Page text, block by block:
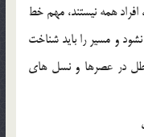
افراد همه نيستند، مهم خط
و مسير را بايد شناخت
در عصرها و نسل هاي